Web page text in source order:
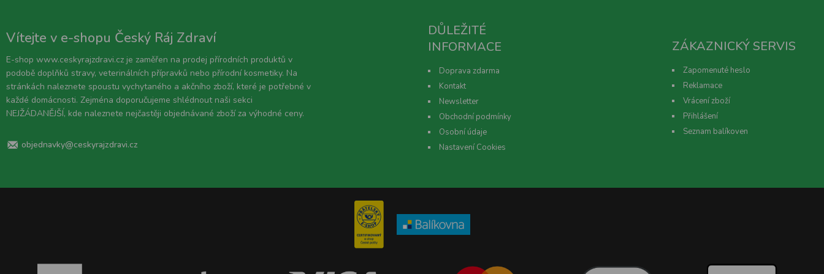
Vítejte v e-shopu Český Ráj Zdraví
E-shop www.ceskyrajzdravi.cz je zaměřen na prodej přírodních produktů v
podobě doplňků stravy, veterinálních přípravků nebo přírodní kosmetiky. Na
stránkách naleznete spoustu vychytaného a akčního zboží, které je potřebné v
každé domácnosti. Zejména doporučujeme shlédnout naši sekci
NEJŽÁDANĚJŠÍ, kde naleznete nejčastěji objednávané zboží za výhodné ceny.
objednavky@ceskyrajzdravi.cz
DŮLEŽITÉ
INFORMACE
Doprava zdarma
Kontakt
Newsletter
Obchodní podmínky
Osobní údaje
Nastavení Cookies
ZÁKAZNICKÝ SERVIS
Zapomenuté heslo
Reklamace
Vrácení zboží
Přihlášení
Seznam balíkoven